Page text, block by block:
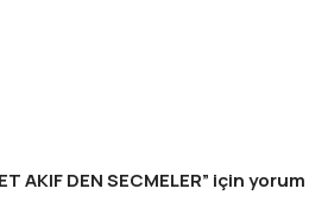
AKIF DEN SECMELER” için yorum